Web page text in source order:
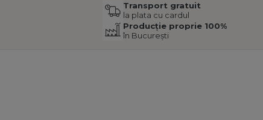
Transport gratuit
la plata cu cardul
Producție proprie 100%
în București